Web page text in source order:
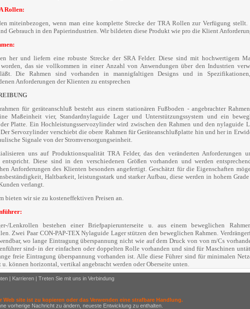
Rollen:
miteinbezogen, wenn man eine komplette Strecke der TRA Rollen zur Verfügung stellt.
Gebrauch in den Papierindustrien. Wir bildeten diese Produkt wie pro die Klient
her und liefern eine robuste Strecke der SRA Felder. Diese sind mit hochwertigem
das sie vollkommen in einer Anzahl von Anwendungen über den Industrien
Die Rahmen sind vorhanden in mannigfaltigen Designs und in
Anforderungen der Klienten zu entsprechen
für geräteanschluß besteht aus einem stationären Fußboden - angebrachter
Maßeinheit vier, Standardnylaguide Lager und Unterstützungssystem und ein
Platte. Ein Hochleistungsservozylinder wird zwischen den Rahmen und den nylaguide
Servozylinder verschiebt die obere Rahmen für Geräteanschlußplatte hin und her in
Signale von der Stromversorgungseinheit.
uns auf Produktionsqualität TRA Felder, das den veränderten Anforderungen
Diese sind in den verschiedenen Größen vorhanden und werden
Anforderungen des Klienten besonders angefertigt. Geschätzt für die Eigenschaften
Haltbarkeit, leistungsstark und starker Aufbau, diese werden in hohem
verlangt.
bieten wir sie zu kosteneffektiven Preisen an.
Lenkrollen bestehen einer Briefpapierunterseite u. aus einem beweglichen
Zwei Paar CON-PAP-TEX Nylaguide Lager stützen den beweglichen Rahmen.
wo lange Eintragung überspannung nicht wie auf dem Druck von von m/Cs
sind- in der einfachen oder doppelten Rolle vorhanden und sind für Maschinen
freie Eintragung überspannung vorhanden ist. Alle diese Führer sind für minimalen
u. können horizontal, vertikal angebracht werden oder Oberseite unten.
| Karrieren| Treten Sie mit uns in Verbindung
site ist zu kopieren oder das Verwenden eine strafbare Handlung.
vorherige Nachricht zu ändern, neueste Entwicklung zu enthalten.